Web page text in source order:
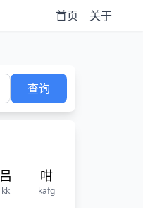
首页 关于
查询
吕
kk
咁
kafg